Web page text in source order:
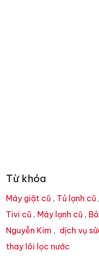
Từ khóa
Máy giặt cũ , Tủ lạnh cũ ,
Tivi cũ , Máy lạnh cũ ,
Nguyễn Kim , dịch vụ
thay lõi lọc nước